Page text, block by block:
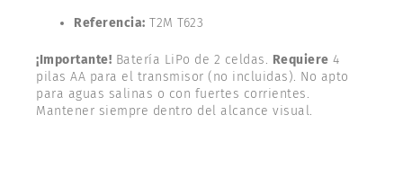
Referencia: T2M T623
¡Importante! Batería LiPo de 2 celdas. Requiere 4
pilas AA para el transmisor (no incluidas). No apto
para aguas salinas o con fuertes corrientes.
Mantener siempre dentro del alcance visual.